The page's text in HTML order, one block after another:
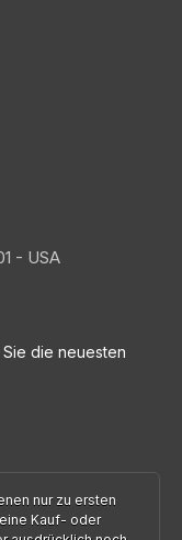
- USA
die neuesten
nur zu ersten
Kauf- oder